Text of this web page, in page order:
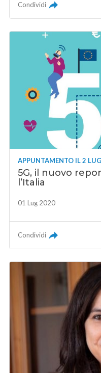
Condividi
APPUNTAMENTO IL 2
5G, il nuovo
l’Italia
01 Lug 2020
Condividi